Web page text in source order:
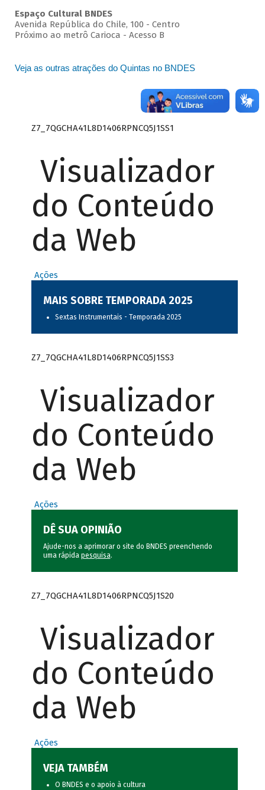
Espaço Cultural BNDES
Avenida República do Chile, 100 - Centro
Próximo ao metrô Carioca - Acesso B
Veja as outras atrações do Quintas no BNDES
Z7_7QGCHA41L8D1406RPNCQ5J1SS1
Visualizador
do Conteúdo
da Web
Ações
MAIS SOBRE TEMPORADA 2025
Sextas Instrumentais - Temporada 2025
Z7_7QGCHA41L8D1406RPNCQ5J1SS3
Visualizador
do Conteúdo
da Web
Ações
DÊ SUA OPINIÃO
Ajude-nos a aprimorar o site do BNDES preenchendo
uma rápida pesquisa.
Z7_7QGCHA41L8D1406RPNCQ5J1S20
Visualizador
do Conteúdo
da Web
Ações
VEJA TAMBÉM
O BNDES e o apoio à cultura